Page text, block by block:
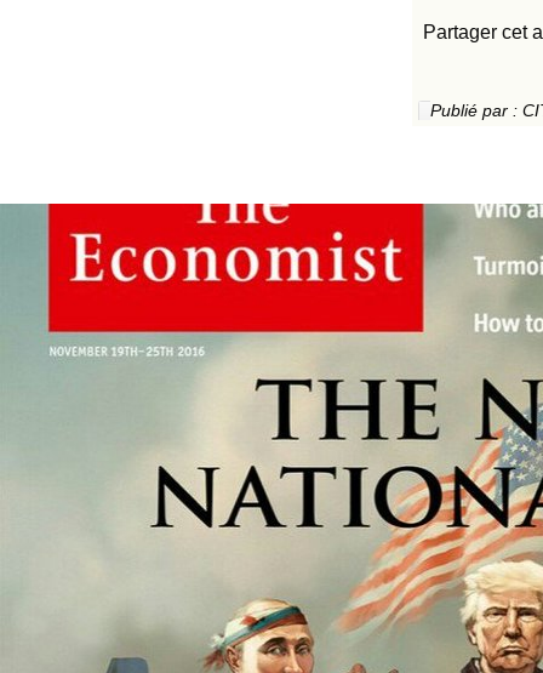
Partager cet
Publié par :